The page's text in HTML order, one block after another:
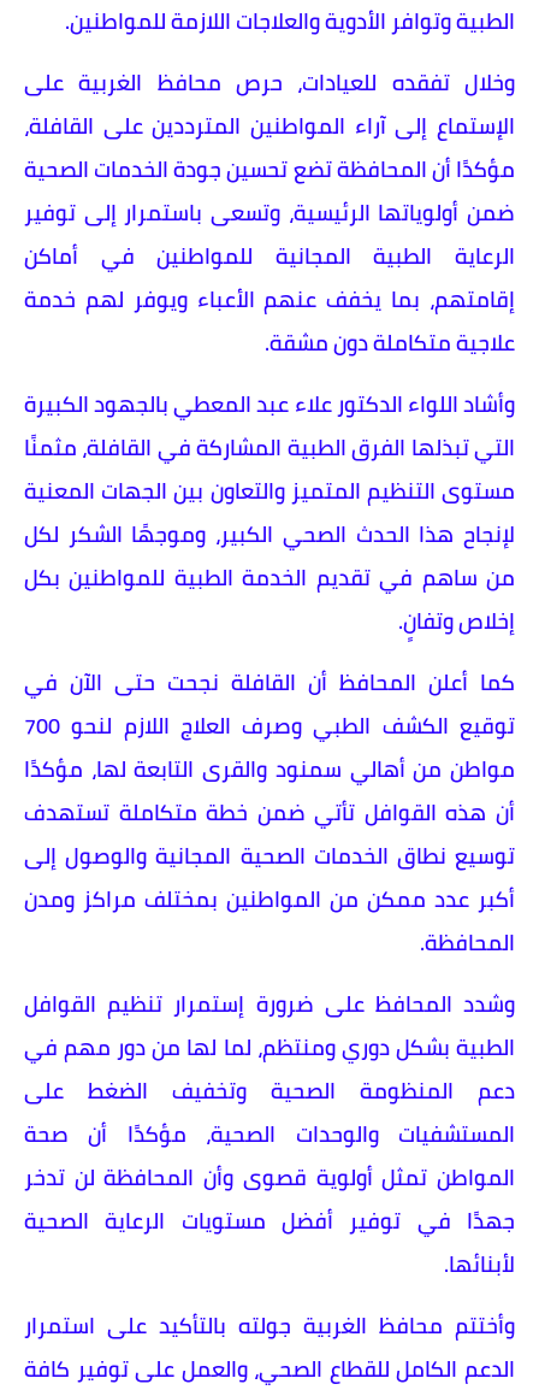
الطبية وتوافر الأدوية والعلاجات اللازمة للمواطنين.
وخلال تفقده للعيادات، حرص محافظ الغربية على
الإستماع إلى آراء المواطنين المترددين على القافلة،
مؤكدًا أن المحافظة تضع تحسين جودة الخدمات الصحية
ضمن أولوياتها الرئيسية، وتسعى باستمرار إلى توفير
الرعاية الطبية المجانية للمواطنين في أماكن
إقامتهم، بما يخفف عنهم الأعباء ويوفر لهم خدمة
علاجية متكاملة دون مشقة.
وأشاد اللواء الدكتور علاء عبد المعطي بالجهود الكبيرة
التي تبذلها الفرق الطبية المشاركة في القافلة، مثمنًا
مستوى التنظيم المتميز والتعاون بين الجهات المعنية
لإنجاح هذا الحدث الصحي الكبير، وموجهًا الشكر لكل
من ساهم في تقديم الخدمة الطبية للمواطنين بكل
إخلاص وتفانٍ.
كما أعلن المحافظ أن القافلة نجحت حتى الآن في
توقيع الكشف الطبي وصرف العلاج اللازم لنحو 700
مواطن من أهالي سمنود والقرى التابعة لها، مؤكدًا
أن هذه القوافل تأتي ضمن خطة متكاملة تستهدف
توسيع نطاق الخدمات الصحية المجانية والوصول إلى
أكبر عدد ممكن من المواطنين بمختلف مراكز ومدن
المحافظة.
وشدد المحافظ على ضرورة إستمرار تنظيم القوافل
الطبية بشكل دوري ومنتظم، لما لها من دور مهم في
دعم المنظومة الصحية وتخفيف الضغط على
المستشفيات والوحدات الصحية، مؤكدًا أن صحة
المواطن تمثل أولوية قصوى وأن المحافظة لن تدخر
جهدًا في توفير أفضل مستويات الرعاية الصحية
لأبنائها.
وأختتم محافظ الغربية جولته بالتأكيد على استمرار
الدعم الكامل للقطاع الصحي، والعمل على توفير كافة